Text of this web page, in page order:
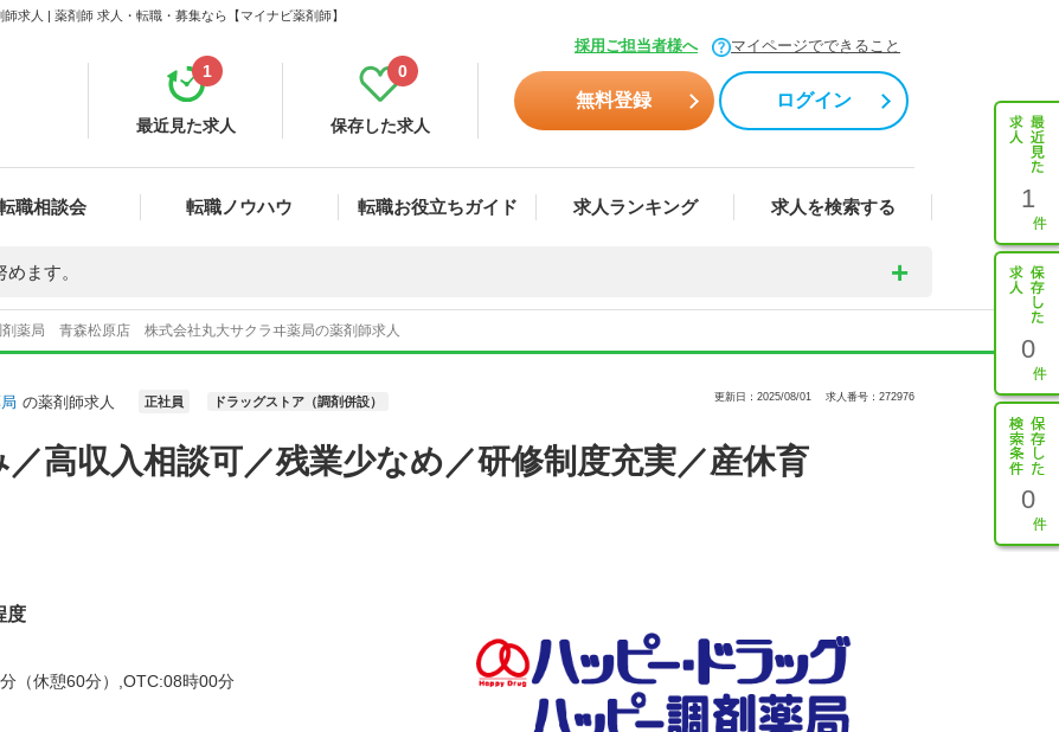
人 | 薬剤師 求人・転職・募集なら【マイナビ薬剤師】
採用ご担当者様へ マイページでできること
最近見た求人
1
保存した求人
0
無料登録 ログイン
職相談会 転職ノウハウ 転職お役立ちガイド 求人ランキング 求人を検索する 1
0
0
ます。
剤薬局 青森松原店 株式会社丸大サクラヰ薬局の薬剤師求人
の薬剤師求人 正社員 ドラッグストア（調剤併設） 更新日：2025/08/01 求人番号：272976
／高収入相談可／残業少なめ／研修制度充実／産休育
度
（休憩60分）,OTC:08時00分